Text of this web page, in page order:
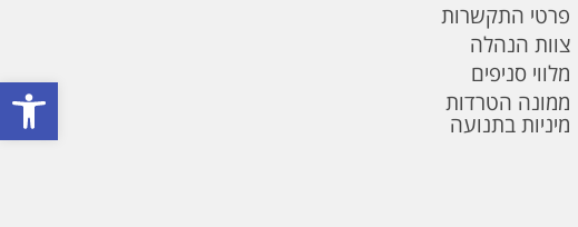
פתח
פרטי התקשרות
צוות הנהלה
מלווי סניפים
ממונה הטרדות
מיניות בתנועה